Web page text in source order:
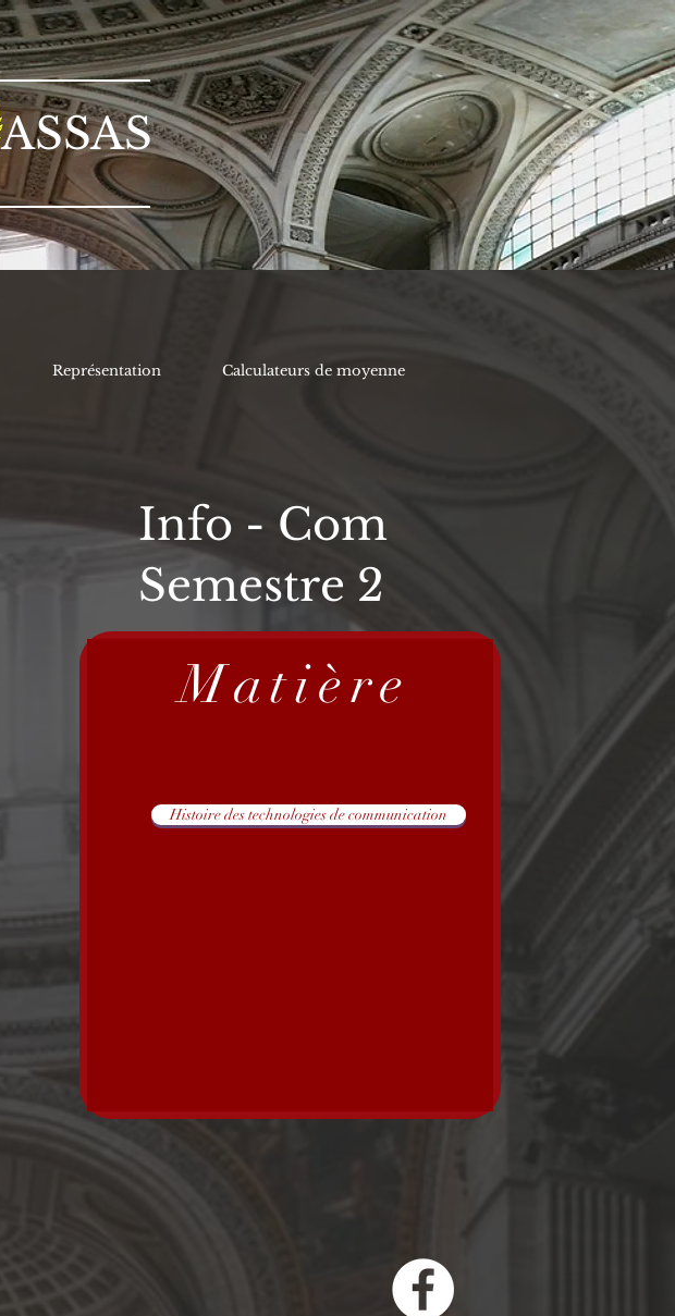
ASSAS
Représentation Calculateurs de moyenne
Info - Com
Semestre 2
Matière
Histoire des technologies de communication